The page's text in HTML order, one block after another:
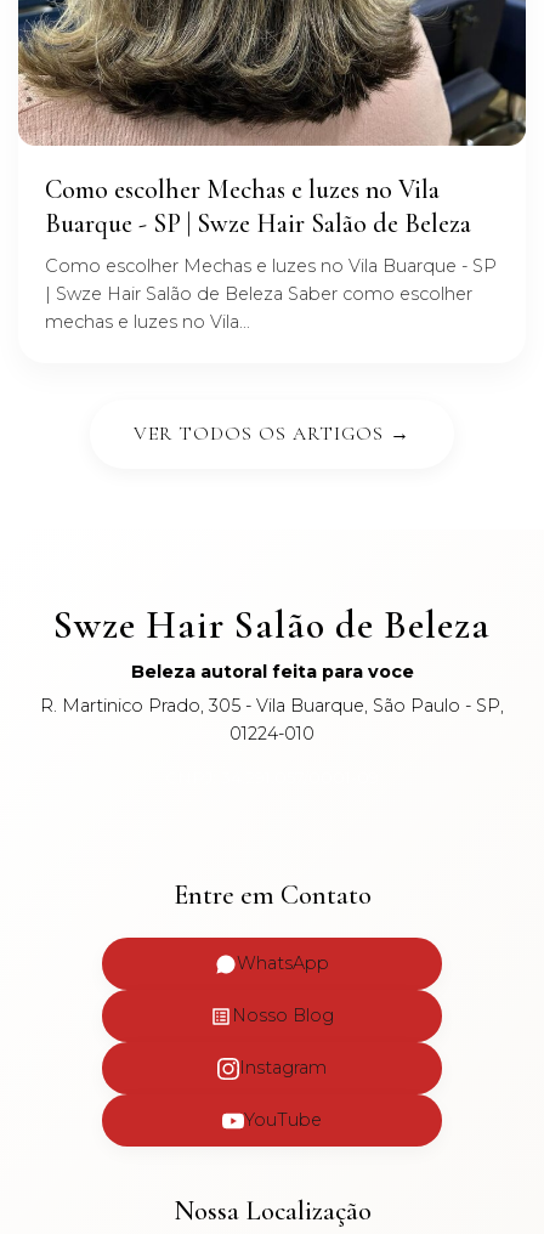
Como escolher Mechas e luzes no Vila
Buarque - SP | Swze Hair Salão de Beleza
Como escolher Mechas e luzes no Vila Buarque - SP
| Swze Hair Salão de Beleza Saber como escolher
mechas e luzes no Vila...
VER TODOS OS ARTIGOS →
Swze Hair Salão de Beleza
Beleza autoral feita para voce
R. Martinico Prado, 305 - Vila Buarque, São Paulo - SP,
01224-010
Entre em Contato
WhatsApp
Nosso Blog
Instagram
YouTube
Nossa Localização